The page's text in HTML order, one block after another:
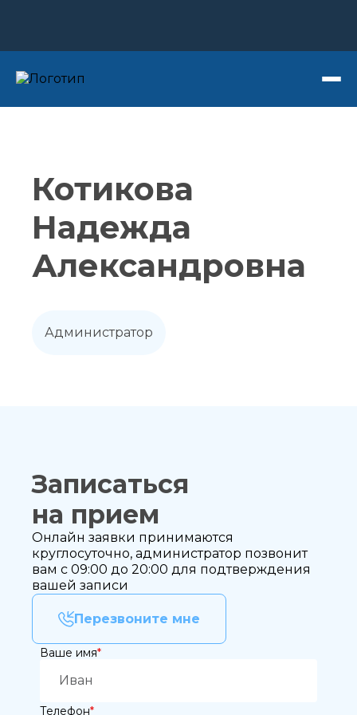
Записаться
на приём
Котикова
Надежда
Александровна
Администратор
Записаться
на прием
Онлайн заявки принимаются
круглосуточно, администратор позвонит
вам с 09:00 до 20:00 для подтверждения
вашей записи
Перезвоните мне
Ваше имя*
Телефон*